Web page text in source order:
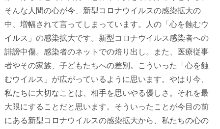
そんな人間の心が今、新型コロナウイルスの感染拡大の
中、増幅されて言ってしまっています。人の「心を蝕むウ
イルス」の感染拡大です。新型コロナウイルス感染者への
誹謗中傷。感染者のネットでの焙り出し。また、医療従事
者やその家族、子どもたちへの差別。こういった「心を蝕
むウイルス」が広がっているように思います。やはり今、
私たちに大切なことは、相手を思いやる優しさ。それを最
大限にすることだと思います。そういったことが今目の前
にある新型コロナウイルスの感染拡大から、私たちの心の